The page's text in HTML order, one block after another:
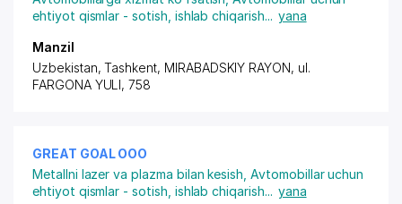
ehtiyot qismlar - sotish, ishlab chiqarish... yana
Manzil
Uzbekistan, Tashkent, MIRABADSKIY RAYON, ul.
FARGONA YULI, 758
GREAT GOAL ООО
Metallni lazer va plazma bilan kesish ,Avtomobillar uchun
ehtiyot qismlar - sotish, ishlab chiqarish... yana